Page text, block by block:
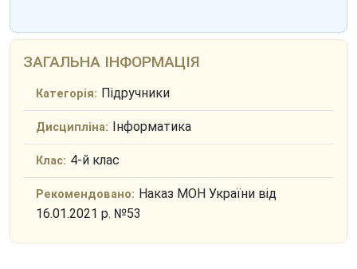
ЗАГАЛЬНА ІНФОРМАЦІЯ
Категорія: Підручники
Дисципліна: Інформатика
Клас: 4-й клас
Рекомендовано: Наказ МОН України від
16.01.2021 р. №53